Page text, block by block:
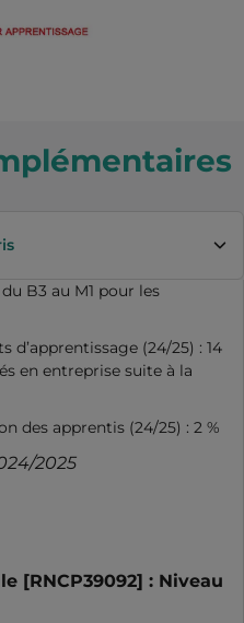
B3 au M1 pour les
d’apprentissage (24/25) : 14
en entreprise suite à la
des apprentis (24/25) : 2 %
2025
[RNCP39092] : Niveau